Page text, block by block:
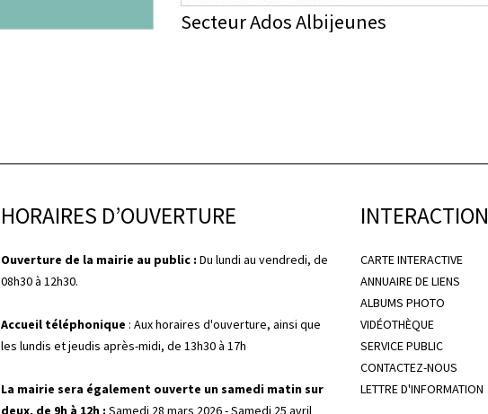
Secteur Ados Albijeunes
HORAIRES D’OUVERTURE
Ouverture de la mairie au public : Du lundi au vendredi, de
08h30 à 12h30.
Accueil téléphonique : Aux horaires d'ouverture, ainsi que
les lundis et jeudis après-midi, de 13h30 à 17h
La mairie sera également ouverte un samedi matin sur
deux, de 9h à 12h : Samedi 28 mars 2026 - Samedi 25 avril
INTERACTION
CARTE INTERACTIVE
ANNUAIRE DE LIENS
ALBUMS PHOTO
VIDÉOTHÈQUE
SERVICE PUBLIC
CONTACTEZ-NOUS
LETTRE D'INFORMATION